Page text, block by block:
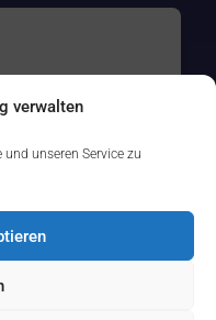
verwalten
unseren Service zu